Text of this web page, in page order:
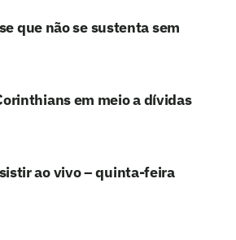
que não se sustenta sem
em meio a dívidas
ao vivo – quinta-feira